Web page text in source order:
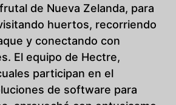
de Nueva Zelanda, para
huertos, recorriendo
y conectando con
El equipo de Hectre,
participan en el
de software para